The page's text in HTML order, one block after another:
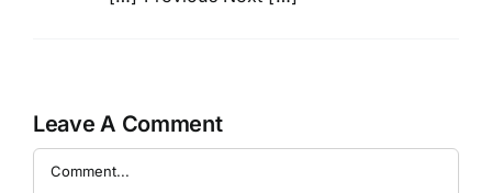
Leave A Comment
Comment